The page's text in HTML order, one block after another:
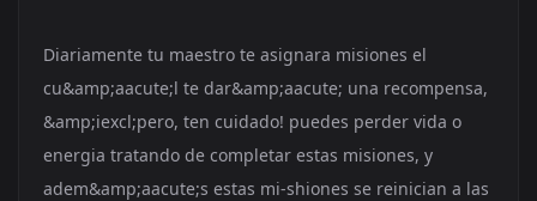
Diariamente tu maestro te asignara misiones el
cu&amp;aacute;l te dar&amp;aacute; una recompensa,
&amp;iexcl;pero, ten cuidado! puedes perder vida o
energia tratando de completar estas misiones, y
adem&amp;aacute;s estas mi-shiones se reinician a las